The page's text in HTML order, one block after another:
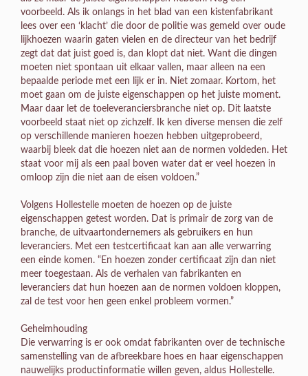
voorbeeld. Als ik onlangs in het blad van een kistenfabrikant
lees over een ‘klacht’ die door de politie was gemeld over oude
lijkhoezen waarin gaten vielen en de directeur van het bedrijf
zegt dat dat juist goed is, dan klopt dat niet. Want die dingen
moeten niet spontaan uit elkaar vallen, maar alleen na een
bepaalde periode met een lijk er in. Niet zomaar. Kortom, het
moet gaan om de juiste eigenschappen op het juiste moment.
Maar daar let de toeleveranciersbranche niet op. Dit laatste
voorbeeld staat niet op zichzelf. Ik ken diverse mensen die zelf
op verschillende manieren hoezen hebben uitgeprobeerd,
waarbij bleek dat die hoezen niet aan de normen voldeden. Het
staat voor mij als een paal boven water dat er veel hoezen in
omloop zijn die niet aan de eisen voldoen.”
Volgens Hollestelle moeten de hoezen op de juiste
eigenschappen getest worden. Dat is primair de zorg van de
branche, de uitvaartondernemers als gebruikers en hun
leveranciers. Met een testcertificaat kan aan alle verwarring
een einde komen. “En hoezen zonder certificaat zijn dan niet
meer toegestaan. Als de verhalen van fabrikanten en
leveranciers dat hun hoezen aan de normen voldoen kloppen,
zal de test voor hen geen enkel probleem vormen.”
Geheimhouding
Die verwarring is er ook omdat fabrikanten over de technische
samenstelling van de afbreekbare hoes en haar eigenschappen
nauwelijks productinformatie willen geven, aldus Hollestelle.